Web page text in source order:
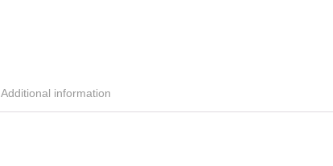
Additional information